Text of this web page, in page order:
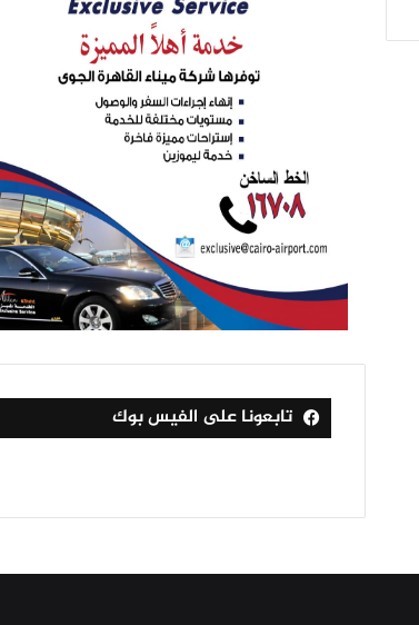
تابعونا على الفيس بوك